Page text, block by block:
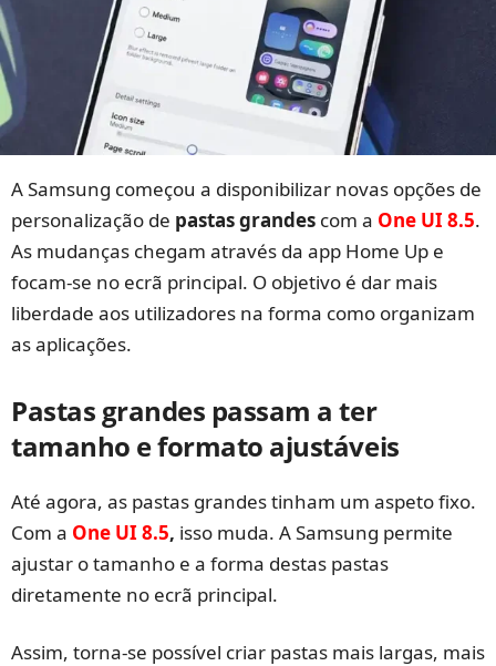
A Samsung começou a disponibilizar novas opções de
personalização de pastas grandes com a One UI 8.5.
As mudanças chegam através da app Home Up e
focam-se no ecrã principal. O objetivo é dar mais
liberdade aos utilizadores na forma como organizam
as aplicações.
Pastas grandes passam a ter
tamanho e formato ajustáveis
Até agora, as pastas grandes tinham um aspeto fixo.
Com a One UI 8.5, isso muda. A Samsung permite
ajustar o tamanho e a forma destas pastas
diretamente no ecrã principal.
Assim, torna-se possível criar pastas mais largas, mais